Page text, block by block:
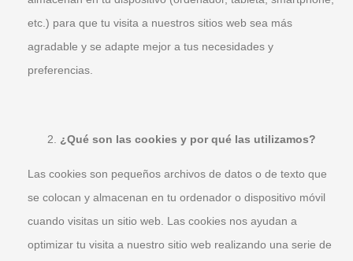
etc.) para que tu visita a nuestros sitios web sea más
agradable y se adapte mejor a tus necesidades y
preferencias.
¿Qué son las cookies y por qué las utilizamos?
Las cookies son pequeños archivos de datos o de texto que
se colocan y almacenan en tu ordenador o dispositivo móvil
cuando visitas un sitio web. Las cookies nos ayudan a
optimizar tu visita a nuestro sitio web realizando una serie de